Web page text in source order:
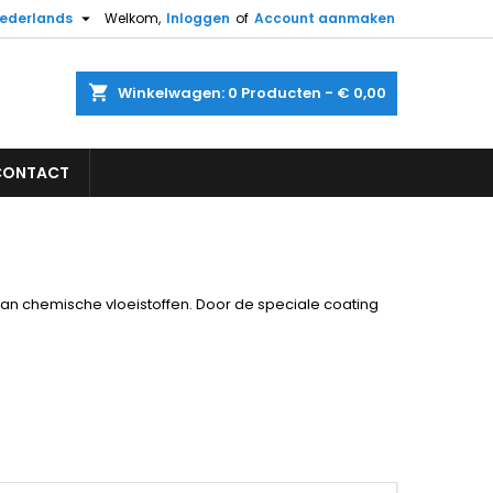
Welkom, Inloggen of Account aanmaken

shopping_cart Winkelwagen: 0 Producten - € 0,00
chemische vloeistoffen. Door de speciale coating